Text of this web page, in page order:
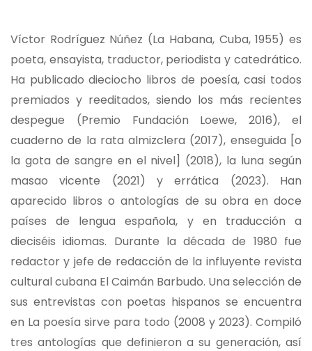
Víctor Rodríguez Núñez (La Habana, Cuba, 1955) es
poeta, ensayista, traductor, periodista y catedrático.
Ha publicado dieciocho libros de poesía, casi todos
premiados y reeditados, siendo los más recientes
despegue (Premio Fundación Loewe, 2016), el
cuaderno de la rata almizclera (2017), enseguida [o
la gota de sangre en el nivel] (2018), la luna según
masao vicente (2021) y errática (2023). Han
aparecido libros o antologías de su obra en doce
países de lengua española, y en traducción a
dieciséis idiomas. Durante la década de 1980 fue
redactor y jefe de redacción de la influyente revista
cultural cubana El Caimán Barbudo. Una selección de
sus entrevistas con poetas hispanos se encuentra
en La poesía sirve para todo (2008 y 2023). Compiló
tres antologías que definieron a su generación, así